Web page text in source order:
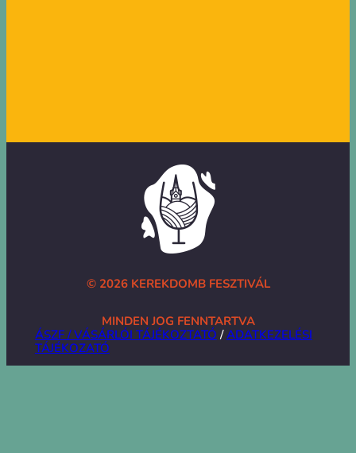
© 2026 KEREKDOMB FESZTIVÁL
MINDEN JOG FENNTARTVA
ÁSZF / VÁSÁRLÓI TÁJÉKOZTATÓ /ADATKEZELÉSI
TÁJÉKOZATÓ